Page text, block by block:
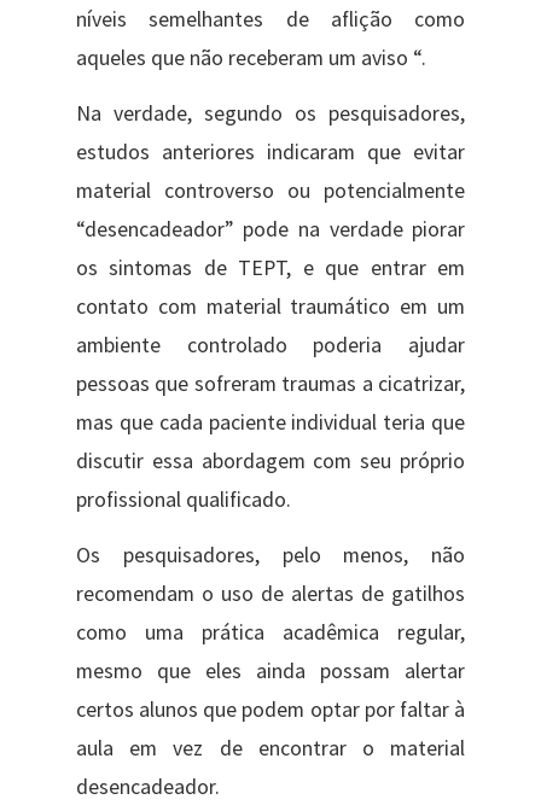
níveis semelhantes de aflição como
aqueles que não receberam um aviso “.
Na verdade, segundo os pesquisadores,
estudos anteriores indicaram que evitar
material controverso ou potencialmente
“desencadeador” pode na verdade piorar
os sintomas de TEPT, e que entrar em
contato com material traumático em um
ambiente controlado poderia ajudar
pessoas que sofreram traumas a cicatrizar,
mas que cada paciente individual teria que
discutir essa abordagem com seu próprio
profissional qualificado.
Os pesquisadores, pelo menos, não
recomendam o uso de alertas de gatilhos
como uma prática acadêmica regular,
mesmo que eles ainda possam alertar
certos alunos que podem optar por faltar à
aula em vez de encontrar o material
desencadeador.